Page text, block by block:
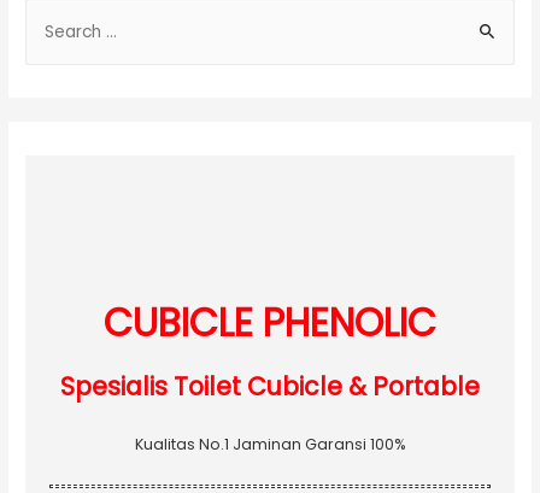
CUBICLE PHENOLIC
Spesialis Toilet Cubicle & Portable
Kualitas No.1 Jaminan Garansi 100%